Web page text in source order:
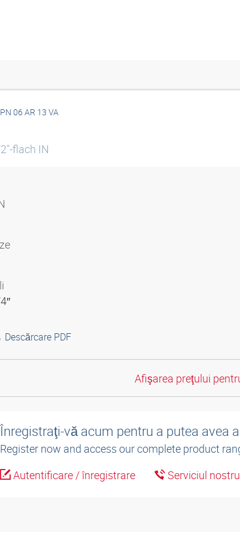
PN 06 AR 13 VA
flach IN
Descărcare PDF
Afişarea preţului
Înregistraţi-vă acum pentru a putea avea
Register now and access our complete product
Autentificare / înregistrare
Serviciul